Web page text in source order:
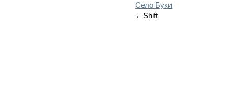
Село Буки
←Shift